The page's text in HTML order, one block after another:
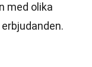
med olika